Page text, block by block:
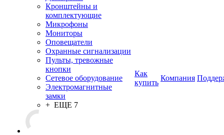
Кронштейны и
комплектующие
Микрофоны
Мониторы
Оповещатели
Охранные сигнализации
Пульты, тревожные
кнопки
Сетевое оборудование
Электромагнитные
замки
+ ЕЩЕ 7
Как
купить
Компания